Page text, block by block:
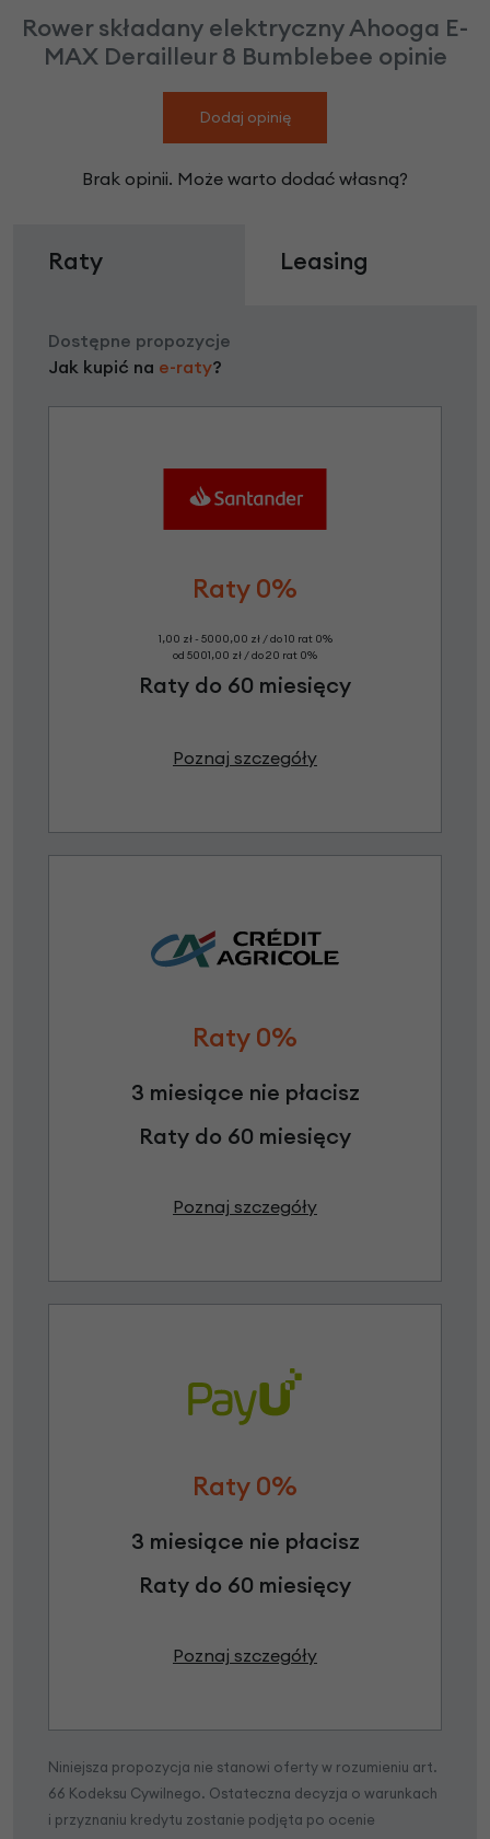
Rower składany elektryczny Ahooga E-
MAX Derailleur 8 Bumblebee opinie
Dodaj opinię
Brak opinii. Może warto dodać własną?
Raty Leasing
Dostępne propozycje
Jak kupić na e-raty?
Raty 0%
1,00 zł - 5000,00 zł / do 10 rat 0%
od 5001,00 zł / do 20 rat 0%
Raty do 60 miesięcy
Poznaj szczegóły
Raty 0%
3 miesiące nie płacisz
Raty do 60 miesięcy
Poznaj szczegóły
Raty 0%
3 miesiące nie płacisz
Raty do 60 miesięcy
Poznaj szczegóły
Niniejsza propozycja nie stanowi oferty w rozumieniu art.
66 Kodeksu Cywilnego. Ostateczna decyzja o warunkach
i przyznaniu kredytu zostanie podjęta po ocenie